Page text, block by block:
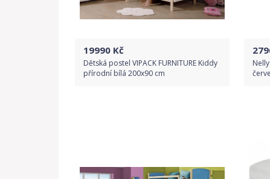
19990 Kč
Dětská postel VIPACK FURNITURE Kiddy
přírodní bílá 200x90 cm